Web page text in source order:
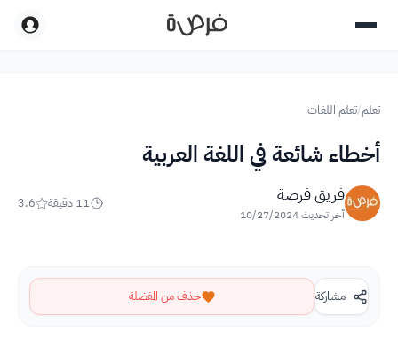
تعلم/تعلم اللغات
أخطاء شائعة في اللغة العربية
فريق فرصة
آخر تحديث10/27/2024
11 دقيقة 3.6
مشاركة حذف من المفضلة